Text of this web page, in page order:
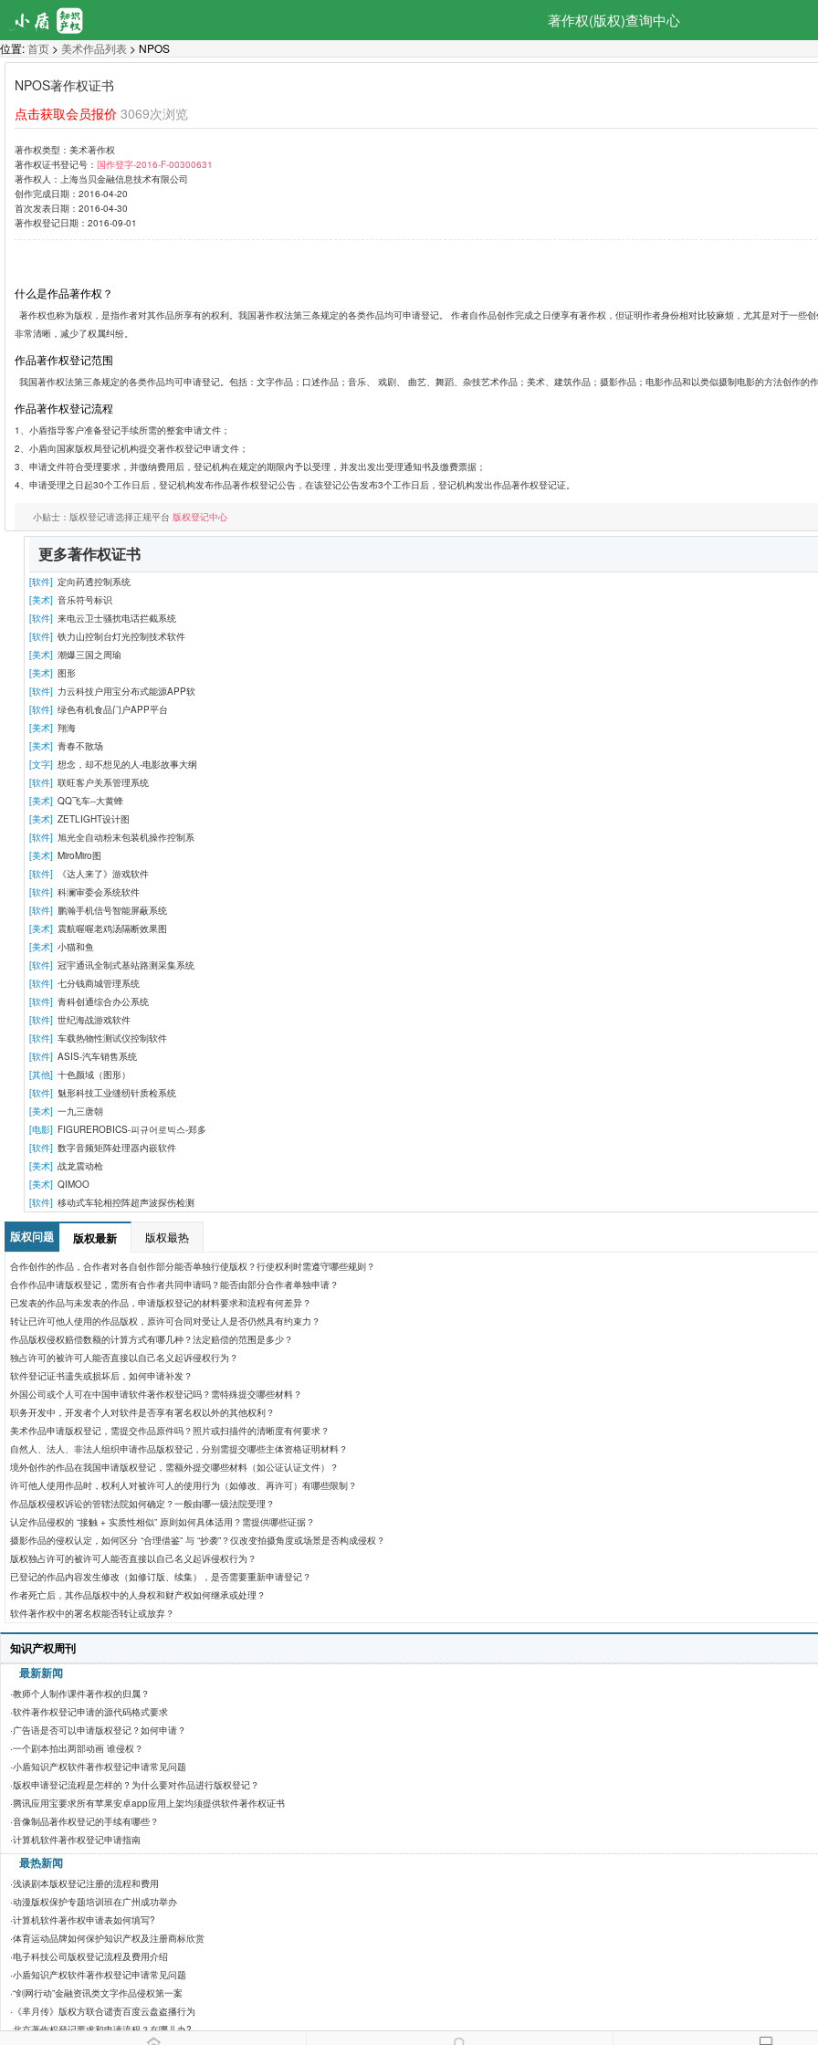
著作权(版权)查询中心
位置:首页 > 美术作品列表 > NPOS
NPOS著作权证书
点击获取会员报价 3069次浏览
著作权类型： 美术著作权
著作权证书登记号： 国作登字-2016-F-00300631
著作权人： 上海当贝金融信息技术有限公司
创作完成日期： 2016-04-20
首次发表日期： 2016-04-30
著作权登记日期： 2016-09-01
什么是作品著作权？
著作权也称为版权，是指作者对其作品所享有的权利。我国著作权法第三条规定的各类作品均可申请登记。 作者自作品创作完成之日便享有著作权，但证明作者身份相对比较麻烦，尤其是对于一
非常清晰，减少了权属纠纷。
作品著作权登记范围
我国著作权法第三条规定的各类作品均可申请登记。包括：文字作品；口述作品；音乐、 戏剧、 曲艺、舞蹈、杂技艺术作品；美术、建筑作品；摄影作品；电影作品和以类似摄制电影的方法创作
作品著作权登记流程
1、小盾指导客户准备登记手续所需的整套申请文件；
2、小盾向国家版权局登记机构提交著作权登记申请文件；
3、申请文件符合受理要求，并缴纳费用后，登记机构在规定的期限内予以受理，并发出发出受理通知书及缴费票据；
4、申请受理之日起30个工作日后，登记机构发布作品著作权登记公告，在该登记公告发布3个工作日后，登记机构发出作品著作权登记证。
小贴士：版权登记请选择正规平台 版权登记中心
更多著作权证书
[软件] 定向药透控制系统
[美术] 音乐符号标识
[软件] 来电云卫士骚扰电话拦截系统
[软件] 铁力山控制台灯光控制技术软件
[美术] 潮爆三国之周瑜
[美术] 图形
[软件] 力云科技户用宝分布式能源APP软
[软件] 绿色有机食品门户APP平台
[美术] 翔海
[美术] 青春不散场
[文字] 想念，却不想见的人-电影故事大纲
[软件] 联旺客户关系管理系统
[美术] QQ飞车--大黄蜂
[美术] ZETLIGHT设计图
[软件] 旭光全自动粉末包装机操作控制系
[美术] MiroMiro图
[软件]
《达人来了》游戏软件
[软件] 科澜审委会系统软件
[软件] 鹏瀚手机信号智能屏蔽系统
[美术] 震航喔喔老鸡汤隔断效果图
[美术] 小猫和鱼
[软件] 冠宇通讯全制式基站路测采集系统
[软件] 七分钱商城管理系统
[软件] 青科创通综合办公系统
[软件] 世纪海战游戏软件
[软件] 车载热物性测试仪控制软件
[软件] ASIS-汽车销售系统
[其他] 十色颜域（图形）
[软件] 魅形科技工业缝纫针质检系统
[美术] 一九三唐朝
[电影] FIGUREROBICS-피규어로빅스-郑多
[软件] 数字音频矩阵处理器内嵌软件
[美术] 战龙震动枪
[美术] QIMOO
[软件] 移动式车轮相控阵超声波探伤检测
版权问题 版权最新 版权最热
合作创作的作品，合作者对各自创作部分能否单独行使版权？行使权利时需遵守哪些规则？
合作作品申请版权登记，需所有合作者共同申请吗？能否由部分合作者单独申请？
已发表的作品与未发表的作品，申请版权登记的材料要求和流程有何差异？
转让已许可他人使用的作品版权，原许可合同对受让人是否仍然具有约束力？
作品版权侵权赔偿数额的计算方式有哪几种？法定赔偿的范围是多少？​
独占许可的被许可人能否直接以自己名义起诉侵权行为？
软件登记证书遗失或损坏后，如何申请补发？
外国公司或个人可在中国申请软件著作权登记吗？需特殊提交哪些材料？
职务开发中，开发者个人对软件是否享有署名权以外的其他权利？
美术作品申请版权登记，需提交作品原件吗？照片或扫描件的清晰度有何要求？
自然人、法人、非法人组织申请作品版权登记，分别需提交哪些主体资格证明材料？
境外创作的作品在我国申请版权登记，需额外提交哪些材料（如公证认证文件）？
许可他人使用作品时，权利人对被许可人的使用行为（如修改、再许可）有哪些限制？
作品版权侵权诉讼的管辖法院如何确定？一般由哪一级法院受理？
认定作品侵权的 “接触 + 实质性相似” 原则如何具体适用？需提供哪些证据？
摄影作品的侵权认定，如何区分 “合理借鉴” 与 “抄袭”？仅改变拍摄角度或场景是否构成侵权？
版权独占许可的被许可人能否直接以自己名义起诉侵权行为？
已登记的作品内容发生修改（如修订版、续集），是否需要重新申请登记？
作者死亡后，其作品版权中的人身权和财产权如何继承或处理？
软件著作权中的署名权能否转让或放弃？
知识产权周刊
最新新闻
·教师个人制作课件著作权的归属？
·软件著作权登记申请的源代码格式要求
·广告语是否可以申请版权登记？如何申请？
·一个剧本拍出两部动画 谁侵权？
·小盾知识产权软件著作权登记申请常见问题
·版权申请登记流程是怎样的？为什么要对作品进行版权登记？
·腾讯应用宝要求所有苹果安卓app应用上架均须提供软件著作权证书
·音像制品著作权登记的手续有哪些？
·计算机软件著作权登记申请指南
最热新闻
·浅谈剧本版权登记注册的流程和费用
·动漫版权保护专题培训班在广州成功举办
·计算机软件著作权申请表如何填写?
·体育运动品牌如何保护知识产权及注册商标欣赏
·电子科技公司版权登记流程及费用介绍
·小盾知识产权软件著作权登记申请常见问题
·“剑网行动”金融资讯类文字作品侵权第一案
· 《芈月传》版权方联合谴责百度云盘盗播行为
·北京著作权登记要求和申请流程？在哪儿办?